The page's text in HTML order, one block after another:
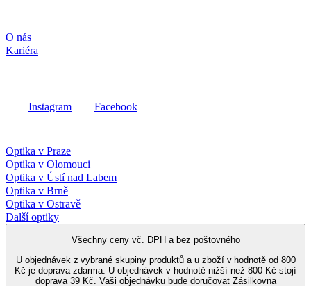
O nás
Kariéra
Instagram Facebook
Optika v Praze
Optika v Olomouci
Optika v Ústí nad Labem
Optika v Brně
Optika v Ostravě
Další optiky
Všechny ceny vč. DPH a bez poštovného
U objednávek z vybrané skupiny produktů a u zboží v hodnotě od 800
Kč je doprava zdarma. U objednávek v hodnotě nižší než 800 Kč stojí
doprava 39 Kč. Vaši objednávku bude doručovat Zásilkovna